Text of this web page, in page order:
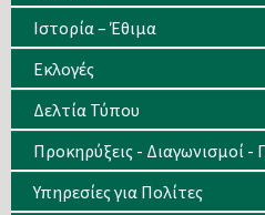
Ιστορία – Έθιμα
Eκλογές
Δελτία Τύπου
Προκηρύξεις - Διαγωνισμοί -
Υπηρεσίες για Πολίτες